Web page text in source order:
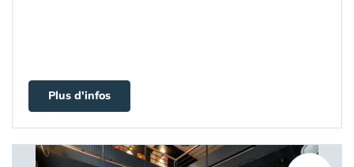
Plus d'infos